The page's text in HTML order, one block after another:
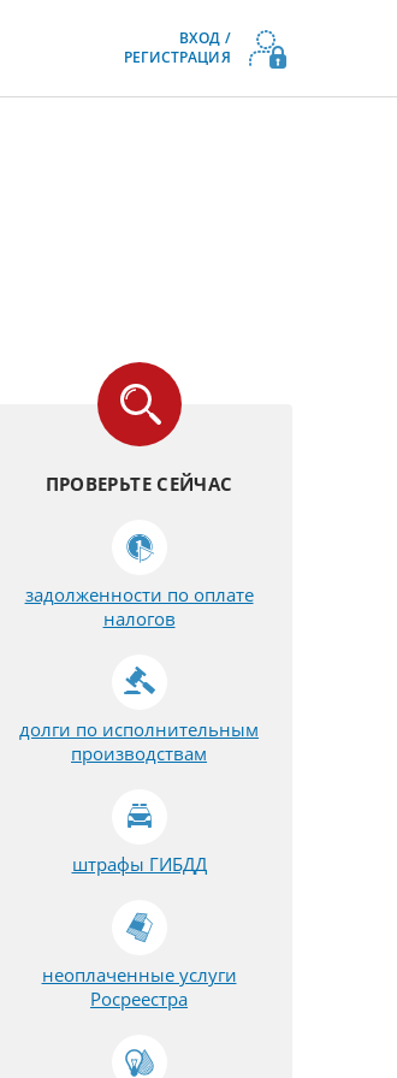
ВХОД /
РЕГИСТРАЦИЯ
ПРОВЕРЬТЕ СЕЙЧАС
задолженности по оплате
налогов
долги по исполнительным
производствам
штрафы ГИБДД
неоплаченные услуги
Росреестра